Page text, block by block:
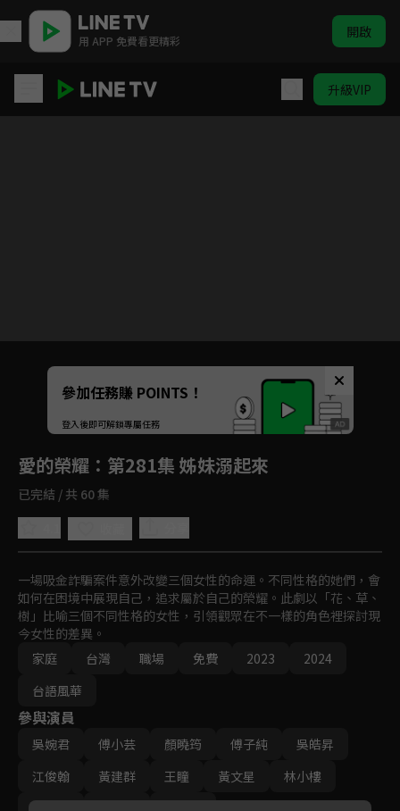
用 APP 免費看更精彩 開啟
升級VIP
Unmute
如有不便請見諒
參加任務賺 POINTS！
登入後即可解鎖專屬任務
愛的榮耀 ：第281集 姊妹溺起來
已完結 / 共 60 集
一場吸金詐騙案件意外改變三個女性的命運。不同性格的她們，會
如何在困境中展現自己，追求屬於自己的榮耀。此劇以「花、草、
樹」比喻三個不同性格的女性，引領觀眾在不一樣的角色裡探討現
今女性的差異。
家庭
台灣 職場 免費 2023
2024
台語風華
參與演員
吳婉君 傅小芸 顏曉筠 傅子純
吳皓昇
江俊翰
黃建群 王瞳 黃文星
林小樓